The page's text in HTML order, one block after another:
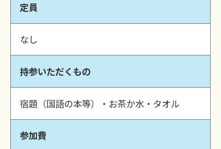
定員
なし
持参いただくもの
宿題（国語の本等）・お茶か水・タオル
参加費